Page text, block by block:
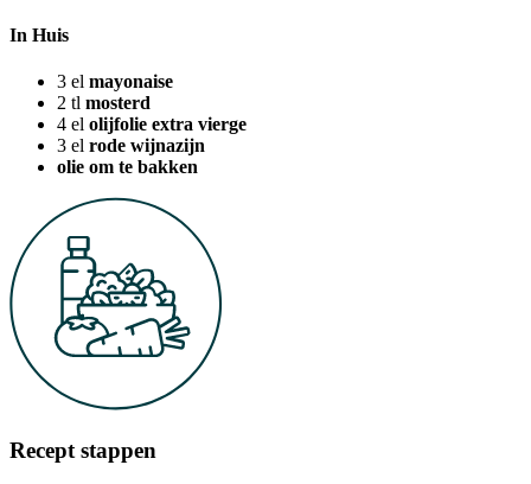
In Huis
3 el mayonaise
2 tl mosterd
4 el olijfolie extra vierge
3 el rode wijnazijn
olie om te bakken
Recept stappen